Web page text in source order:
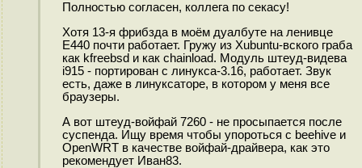
Полностью согласен, коллега по секасу!
Хотя 13-я фрибзда в моём дуалбуте на ленивце
Е440 почти работает. Гружу из Xubuntu-вского граба
как kfreebsd и как chainload. Модуль штеуд-видева
i915 - портирован с линукса-3.16, работает. Звук
есть, даже в линуксаторе, в котором у меня все
браузеры.
А вот штеуд-войфай 7260 - не просыпается после
суспенда. Ищу время чтобы упороться с beehive и
OpenWRT в качестве войфай-драйвера, как это
рекомендует Иван83.